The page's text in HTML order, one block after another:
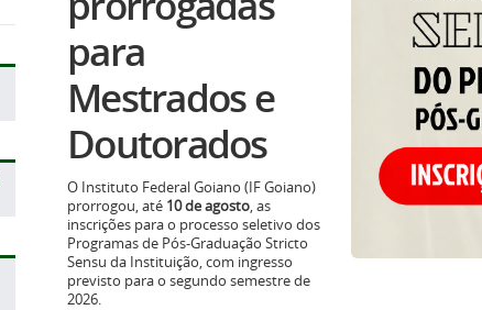
para
Mestrados e
Doutorados
O Instituto Federal Goiano (IF Goiano)
prorrogou, até 10 de agosto, as
inscrições para o processo seletivo dos
Programas de Pós-Graduação Stricto
Sensu da Instituição, com ingresso
previsto para o segundo semestre de
2026.